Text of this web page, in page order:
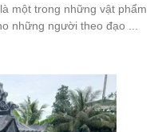
một trong những vật phẩm
những người theo đạo ...